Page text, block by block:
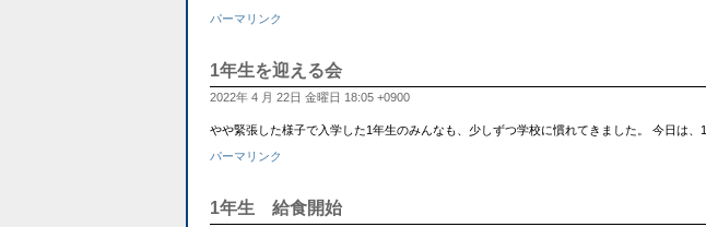
パーマリンク
1年生を迎える会
2022年 4 月 22日 金曜日 18:05 +0900
やや緊張した様子で入学した1年生のみんなも、少しずつ学校に慣れてきました。 今日は
パーマリンク
1年生 給食開始